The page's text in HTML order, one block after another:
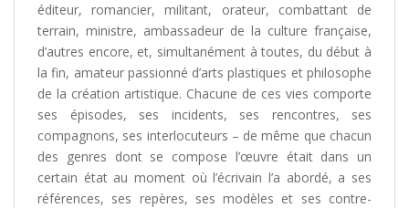
éditeur, romancier, militant, orateur, combattant de
terrain, ministre, ambassadeur de la culture française,
d’autres encore, et, simultanément à toutes, du début à
la fin, amateur passionné d’arts plastiques et philosophe
de la création artistique. Chacune de ces vies comporte
ses épisodes, ses incidents, ses rencontres, ses
compagnons, ses interlocuteurs – de même que chacun
des genres dont se compose l’œuvre était dans un
certain état au moment où l’écrivain l’a abordé, a ses
références, ses repères, ses modèles et ses contre-